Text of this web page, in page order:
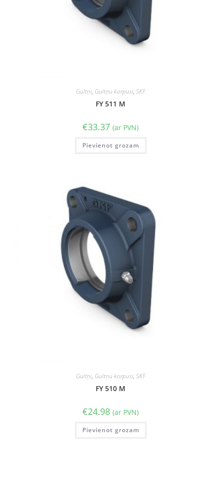
Gultņi, Gultņu korpusi, SKF
FY 511 M
€33.37 (ar PVN)
Pievienot grozam
Gultņi, Gultņu korpusi, SKF
FY 510 M
€24.98 (ar PVN)
Pievienot grozam